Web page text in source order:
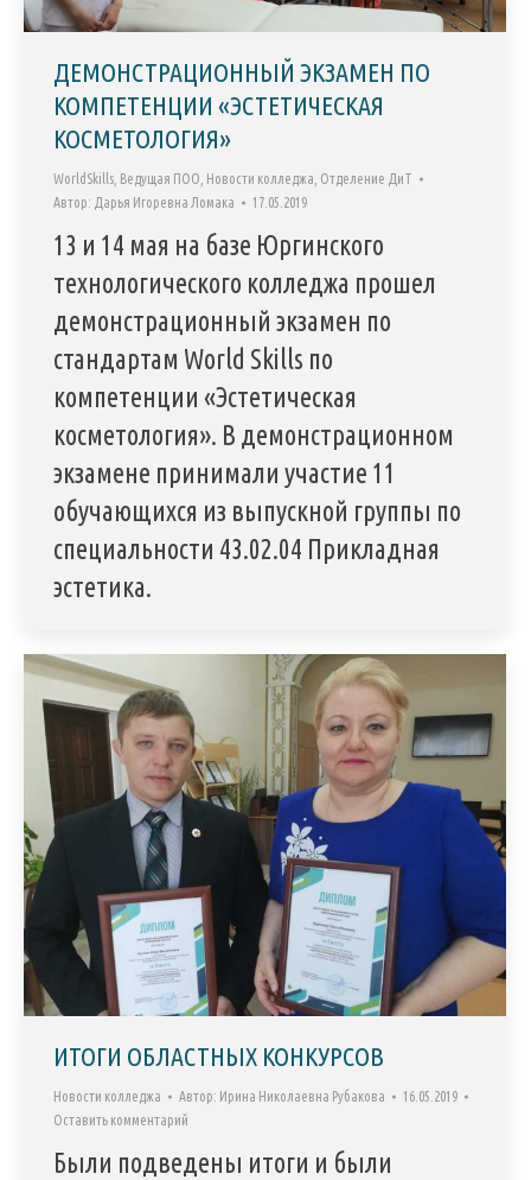
ДЕМОНСТРАЦИОННЫЙ ЭКЗАМЕН ПО
КОМПЕТЕНЦИИ «ЭСТЕТИЧЕСКАЯ
КОСМЕТОЛОГИЯ»
WorldSkills Ведущая ПОО Новости колледжа Отделение ДиТ
Автор: Дарья Игоревна Ломака 17.05.2019
13 и 14 мая на базе Юргинского
технологического колледжа прошел
демонстрационный экзамен по
стандартам World Skills по
компетенции «Эстетическая
косметология». В демонстрационном
экзамене принимали участие 11
обучающихся из выпускной группы по
специальности 43.02.04 Прикладная
эстетика.
ИТОГИ ОБЛАСТНЫХ КОНКУРСОВ
Новости колледжа Автор: Ирина Николаевна Рубакова
16.05.2019
Оставить комментарий
Были подведены итоги и были